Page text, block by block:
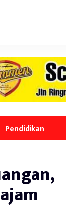
Pendidikan